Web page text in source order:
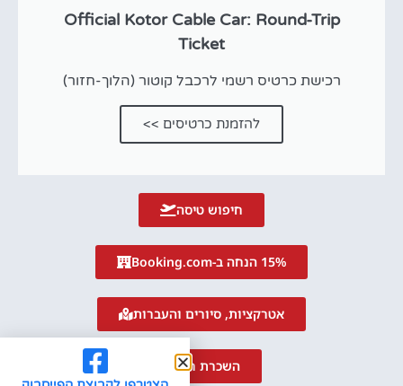
Official Kotor Cable Car: Round-Trip
Ticket
רכישת כרטיס רשמי לרכבל קוטור (הלוך-חזור)
להזמנת כרטיסים >>
חיפוש טיסה
15% הנחה ב-Booking.com
אטרקציות, סיורים והעברות
השכרת רכב